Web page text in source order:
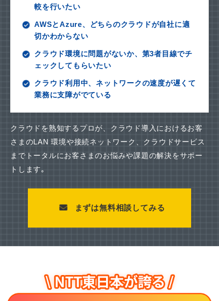
較を行いたい
AWSとAzure、どちらのクラウドが自社に適
切かわからない
クラウド環境に問題がないか、第3者目線でチ
ェックしてもらいたい
クラウド利用中、ネットワークの速度が遅くて
業務に支障がでている
クラウドを熟知するプロが、クラウド導入におけるお客
さまのLAN 環境や接続ネットワーク、
クラウドサービス
までトータルにお客さまのお悩みや課題の解決をサポー
トします｡
まずは無料相談してみる